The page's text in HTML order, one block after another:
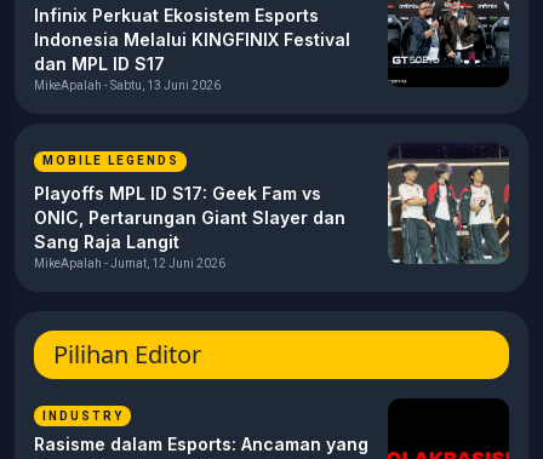
Infinix Perkuat Ekosistem Esports
Indonesia Melalui KINGFINIX Festival
dan MPL ID S17
MikeApalah - Sabtu, 13 Juni 2026
MOBILE LEGENDS
Playoffs MPL ID S17: Geek Fam vs
ONIC, Pertarungan Giant Slayer dan
Sang Raja Langit
MikeApalah - Jumat, 12 Juni 2026
Pilihan Editor
INDUSTRY
Rasisme dalam Esports: Ancaman yang